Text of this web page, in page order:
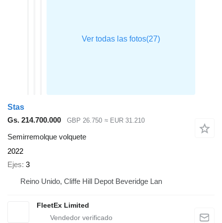
Stas
Gs. 214.700.000
GBP 26.750 ≈ EUR 31.210
Semirremolque volquete
2022
Ejes 3
Reino Unido, Cliffe Hill Depot Beveridge Lan
FleetEx Limited